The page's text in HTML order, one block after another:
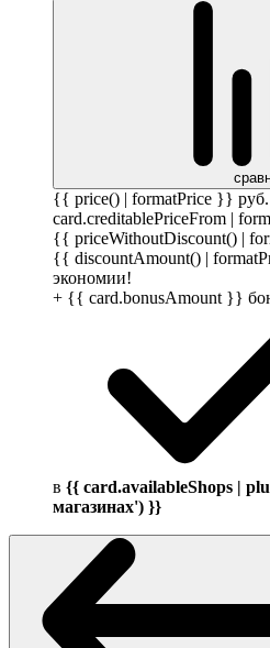
{{ price() | formatPrice }} руб.
card.creditablePriceFrom |
{{ priceWithoutDiscount() |
{{ discountAmount() |
экономии!
+ {{ card.bonusAmount }}
в {{ card.availableShops |
магазинах') }}